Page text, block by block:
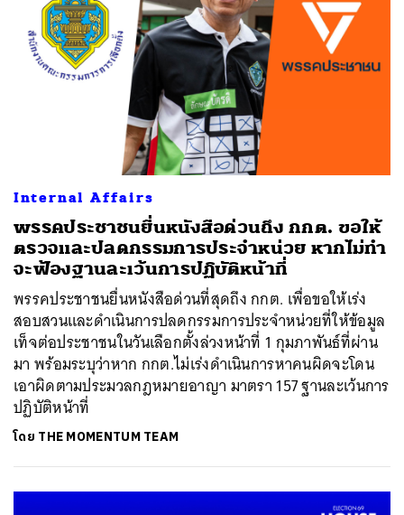
Internal Affairs
พรรคประชาชนยื่นหนังสือด่วนถึง กกต. ขอให้
ตรวจและปลดกรรมการประจำหน่วย หากไม่ทำ
จะฟ้องฐานละเว้นการปฏิบัติหน้าที่
พรรคประชาชนยื่นหนังสือด่วนที่สุดถึง กกต. เพื่อขอให้เร่ง
สอบสวนและดำเนินการปลดกรรมการประจำหน่วยที่ให้ข้อมูล
เท็จต่อประชาชนในวันเลือกตั้งล่วงหน้าที่ 1 กุมภาพันธ์ที่ผ่าน
มา พร้อมระบุว่าหาก กกต.ไม่เร่งดำเนินการหาคนผิดจะโดน
เอาผิดตามประมวลกฎหมายอาญา มาตรา 157 ฐานละเว้นการ
ปฏิบัติหน้าที่
โดย THE MOMENTUM TEAM